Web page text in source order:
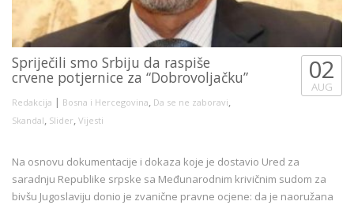
Spriječili smo Srbiju da raspiše
crvene potjernice za “Dobrovoljačku”
Redakcija | Bosna i Hercegovina, Da se ne zaboravi,
Skandal, Slider, Vijesti
02
AUG
Na osnovu dokumentacije i dokaza koje je dostavio Ured za
saradnju Republike srpske sa Međunarodnim krivičnim sudom za
bivšu Jugoslaviju donio je zvanične pravne ocjene: da je naoružana